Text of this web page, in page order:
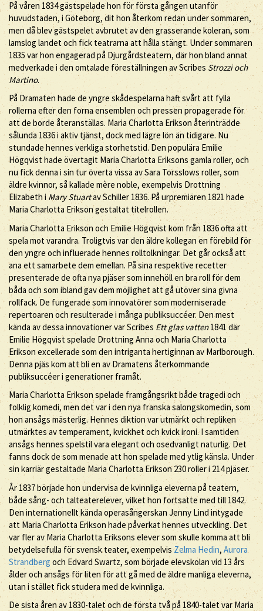
På våren 1834 gästspelade hon för första gången utanför
huvudstaden, i Göteborg, dit hon återkom redan under sommaren,
men då blev gästspelet avbrutet av den grasserande koleran, som
lamslog landet och fick teatrarna att hålla stängt. Under sommaren
1835 var hon engagerad på Djurgårdsteatern, där hon bland annat
medverkade i den omtalade föreställningen av Scribes Strozzi och
Martino.
På Dramaten hade de yngre skådespelarna haft svårt att fylla
rollerna efter den forna ensemblen och pressen propagerade för
att de borde återanställas. Maria Charlotta Erikson återinträdde
sålunda 1836 i aktiv tjänst, dock med lägre lön än tidigare. Nu
stundade hennes verkliga storhetstid. Den populära Emilie
Högqvist hade övertagit Maria Charlotta Eriksons gamla roller, och
nu fick denna i sin tur överta vissa av Sara Torsslows roller, som
äldre kvinnor, så kallade mère noble, exempelvis Drottning
Elizabeth i Mary Stuartav Schiller 1836. På urpremiären 1821 hade
Maria Charlotta Erikson gestaltat titelrollen.
Maria Charlotta Erikson och Emilie Högqvist kom från 1836 ofta att
spela mot varandra. Troligtvis var den äldre kollegan en förebild för
den yngre och influerade hennes rolltolkningar. Det går också att
ana ett samarbete dem emellan. På sina respektive recetter
presenterade de ofta nya pjäser som innehöll en bra roll för dem
båda och som ibland gav dem möjlighet att gå utöver sina givna
rollfack. De fungerade som innovatörer som moderniserade
repertoaren och resulterade i många publiksuccéer. Den mest
kända av dessa innovationer var Scribes Ett glas vatten1841 där
Emilie Högqvist spelade Drottning Anna och Maria Charlotta
Erikson excellerade som den intriganta hertiginnan av Marlborough.
Denna pjäs kom att bli en av Dramatens återkommande
publiksuccéer i generationer framåt.
Maria Charlotta Erikson spelade framgångsrikt både tragedi och
folklig komedi, men det var i den nya franska salongskomedin, som
hon ansågs mästerlig. Hennes diktion var utmärkt och repliken
utmärktes av temperament, kvickhet och kvick ironi. I samtiden
ansågs hennes spelstil vara elegant och osedvanligt naturlig. Det
fanns dock de som menade att hon spelade med ytlig känsla. Under
sin karriär gestaltade Maria Charlotta Erikson 230 roller i 214 pjäser.
År 1837 började hon undervisa de kvinnliga eleverna på teatern,
både sång- och talteaterelever, vilket hon fortsatte med till 1842.
Den internationellt kända operasångerskan Jenny Lind intygade
att Maria Charlotta Erikson hade påverkat hennes utveckling. Det
var fler av Maria Charlotta Eriksons elever som skulle komma att bli
betydelsefulla för svensk teater, exempelvisZelma Hedin, Aurora
Strandberg och Edvard Swartz, som började elevskolan vid 13 års
ålder och ansågs för liten för att gå med de äldre manliga eleverna,
utan i stället fick studera med de kvinnliga.
De sista åren av 1830-talet och de första två på 1840-talet var Maria